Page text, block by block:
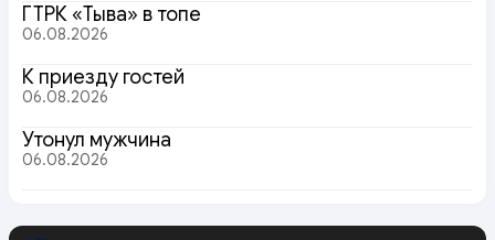
ГТРК «Тыва» в топе
06.08.2026
К приезду гостей
06.08.2026
Утонул мужчина
06.08.2026